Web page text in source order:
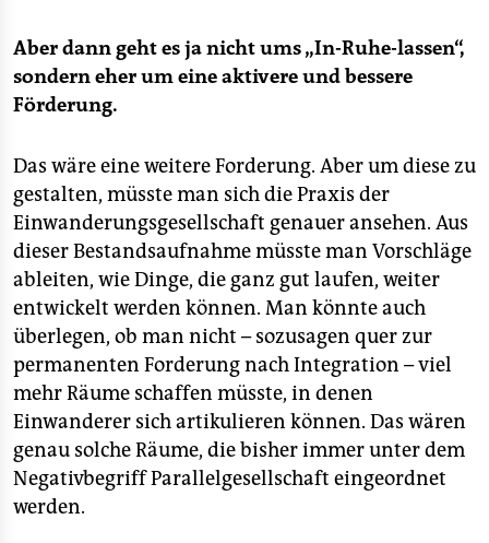
Aber dann geht es ja nicht ums „In-Ruhe-lassen“,
sondern eher um eine aktivere und bessere
Förderung.
Das wäre eine weitere Forderung. Aber um diese zu
gestalten, müsste man sich die Praxis der
Einwanderungsgesellschaft genauer ansehen. Aus
dieser Bestandsaufnahme müsste man Vorschläge
ableiten, wie Dinge, die ganz gut laufen, weiter
entwickelt werden können. Man könnte auch
überlegen, ob man nicht – sozusagen quer zur
permanenten Forderung nach Integration – viel
mehr Räume schaffen müsste, in denen
Einwanderer sich artikulieren können. Das wären
genau solche Räume, die bisher immer unter dem
Negativbegriff Parallelgesellschaft eingeordnet
werden.